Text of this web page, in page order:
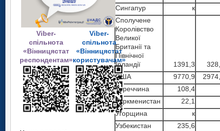
Viber-
спільнота
«Вінницястат
респондентам»
Viber-
спільнота
«Вінницястат
користувачам»
Сингапур
к
Сполучене
Королівство
Великої
Британії та
Північної
Ірландії
1391,3
США
9770,9
Туреччина
108,4
Туркменистан
22,1
Угорщина
к
Узбекистан
235,6